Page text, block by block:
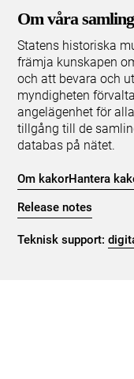
Om våra
Statens historiska
främja kunskapen
och att bevara och
myndigheten
angelägenhet för
tillgång till de
databas på nätet.
Om kakorHantera
Release notes
Teknisk support: